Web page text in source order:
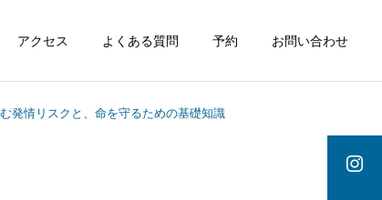
アクセス よくある質問 予約 お問い合わせ
発情リスクと、命を守るための基礎知識